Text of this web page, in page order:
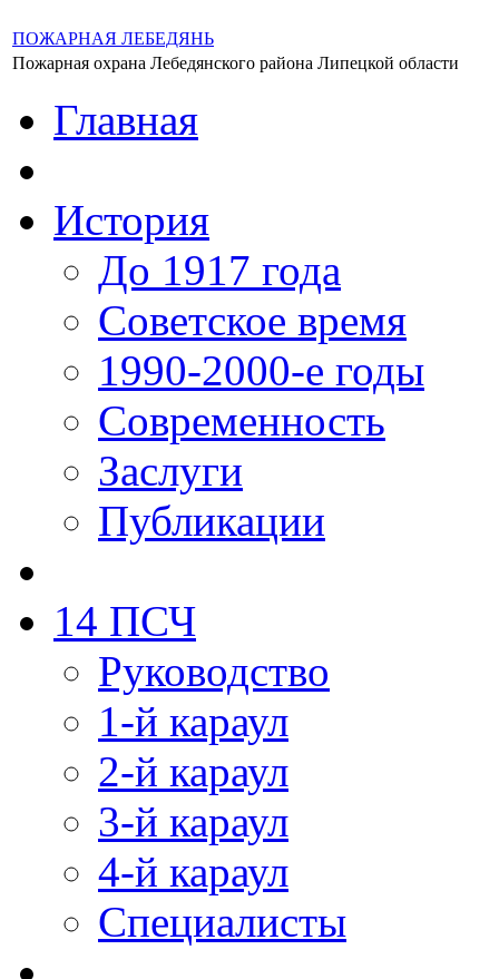
ПОЖАРНАЯ ЛЕБЕДЯНЬ
Пожарная охрана Лебедянского района Липецкой области
Главная
История
До 1917 года
Советское время
1990-2000-е годы
Современность
Заслуги
Публикации
14 ПСЧ
Руководство
1-й караул
2-й караул
3-й караул
4-й караул
Специалисты